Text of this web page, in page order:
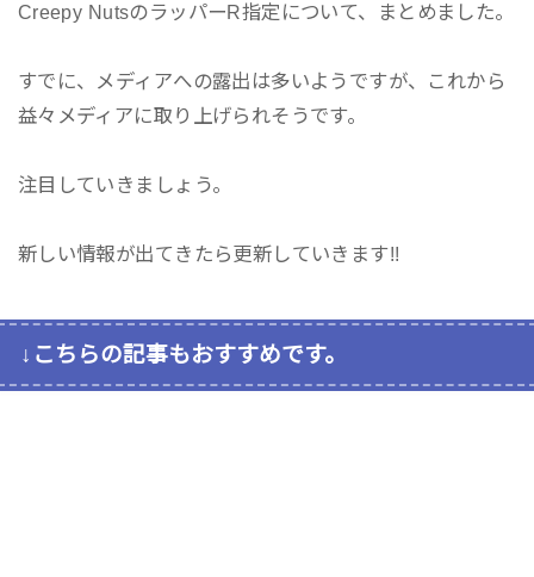
Creepy NutsのラッパーR指定について、まとめました。
すでに、メディアへの露出は多いようですが、これから
益々メディアに取り上げられそうです。
注目していきましょう。
新しい情報が出てきたら更新していきます!!
↓こちらの記事もおすすめです。